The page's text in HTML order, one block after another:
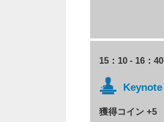
15：10 - 16：40
Keynote
獲得コイン +5